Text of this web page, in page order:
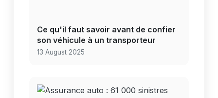
Ce qu'il faut savoir avant de confier
son véhicule à un transporteur
13 August 2025